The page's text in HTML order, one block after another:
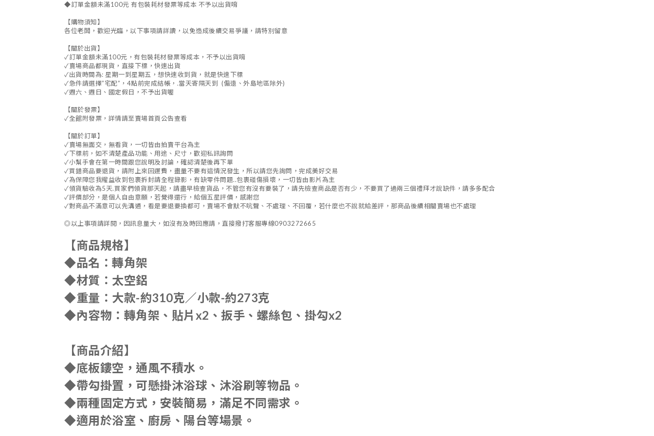
◆訂單金額未滿100元 有包裝耗材發票等成本 不予以出貨唷
【購物須知】
各位老闆，歡迎光臨，以下事項請詳讀，以免造成後續交易爭議，請特別留意
【關於出貨】
✓訂單金額未滿100元，有包裝耗材發票等成本，不予以出貨唷
✓賣場商品都現貨，直接下標，快速出貨
✓出貨時間為: 星期一到星期五，想快速收到貨，就是快速下標
✓急件請選擇”宅配”，4點前完成結帳，.當天寄隔天到 (偏遠、外島地區除外)
✓週六、週日、國定假日，不予出貨喔
【關於發票】
✓全館附發票，詳情請至賣場首頁公告查看
【關於訂單】
✓賣場無面交，無看貨，一切皆由拍賣平台為主
✓下標前，如不清楚產品功能、用途、尺寸，歡迎私訊詢問
✓小幫手會在第一時間跟您說明及討論，確認清楚後再下單
✓買錯商品要退貨，請附上來回運費，盡量不要有這情況發生，所以請您先詢問，完成美好交易
✓為保障您我權益收到包裹拆封請全程錄影，有缺零件問題..包裹碰傷損壞，一切皆由影片為主
✓領貨驗收為5天.買家們領貨那天起，請盡早檢查貨品，不管您有沒有要裝了，請先檢查商品是否有少，不要買了過兩三個禮拜才說缺件，請多多配合
✓評價部分，是個人自由意願，若覺得還行，給個五星評價，感謝您
✓對商品不滿意可以先溝通，看是要退要換都可，賣場不會默不吭聲、不處理、不回覆，若什麼也不說就給差評，那商品後續相關賣場也不處理
◎以上事項請詳閱，因訊息量大，如沒有及時回應請，直接撥打客服專線0903272665
【商品規格】
◆品名：轉角架
◆材質：太空鋁
◆重量：大款-約310克／小款-約273克
◆內容物：轉角架、貼片x2、扳手、螺絲包、掛勾x2
【商品介紹】
◆底板鏤空，通風不積水。
◆帶勾掛置，可懸掛沐浴球、沐浴刷等物品。
◆兩種固定方式，安裝簡易，滿足不同需求。
◆適用於浴室、廚房、陽台等場景。